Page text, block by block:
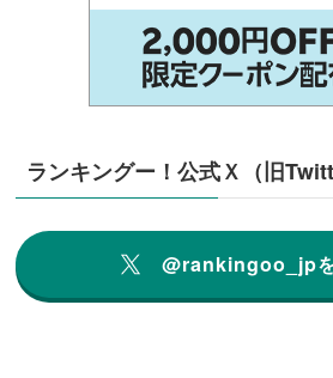
ランキングー！公式Ｘ（旧
@rankingoo_jp